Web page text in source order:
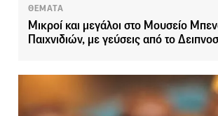
ΘΕΜΑΤΑ
Μικροί και μεγάλοι στο Μουσείο
Παιχνιδιών, με γεύσεις από το